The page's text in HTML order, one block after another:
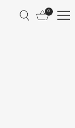
0